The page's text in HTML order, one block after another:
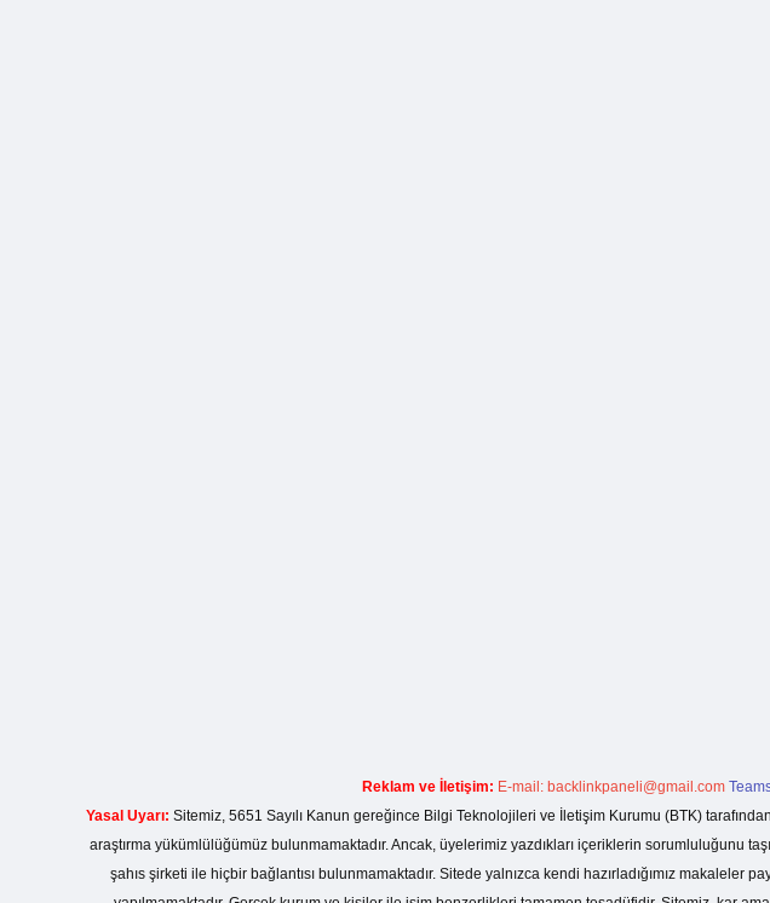
Reklam ve İletişim: E-mail: backlinkpaneli@gmail.com
Yasal Uyarı: Sitemiz, 5651 Sayılı Kanun gereğince Bilgi Teknolojileri ve İletişim Kurumu (BTK)
araştırma yükümlülüğümüz bulunmamaktadır. Ancak, üyelerimiz yazdıkları içeriklerin sorumluluğunu
şahıs şirketi ile hiçbir bağlantısı bulunmamaktadır. Sitede yalnızca kendi hazırladığımız